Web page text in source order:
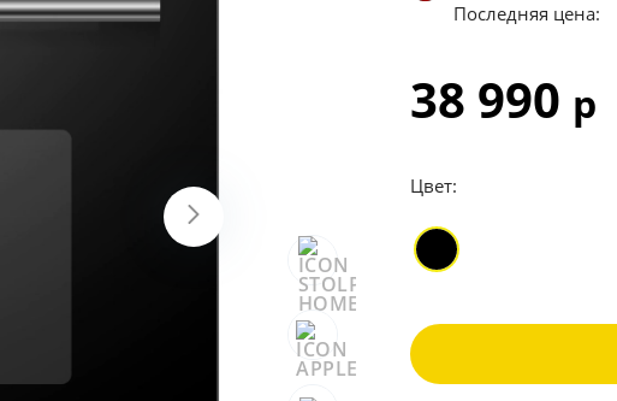
Последняя цена:
38 990 р
Цвет: